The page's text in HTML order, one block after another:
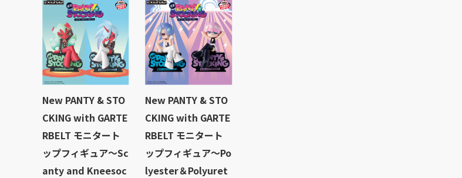
New PANTY & STO
CKING with GARTE
RBELT モニタート
ップフィギュア～Sc
anty and Kneesoc
New PANTY & STO
CKING with GARTE
RBELT モニタート
ップフィギュア～Po
lyester＆Polyuret